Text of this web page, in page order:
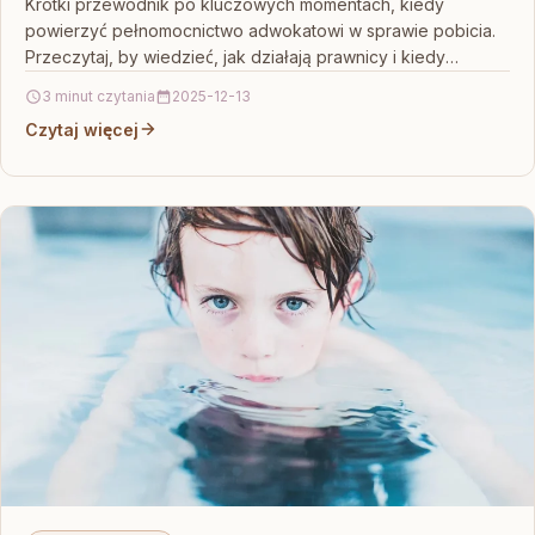
adwokatowi
powierzyć pełnomocnictwo adwokatowi w sprawie pobicia.
Przeczytaj, by wiedzieć, jak działają prawnicy i kiedy
3 minut czytania 2025-12-13
Czytaj więcej